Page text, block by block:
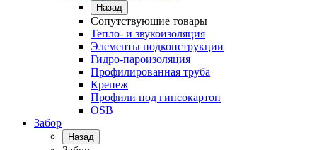
Назад
Сопутствующие товары
Тепло- и звукоизоляция
Элементы подконструкции
Гидро-пароизоляция
Профилированная труба
Крепеж
Профили под гипсокартон
OSB
Забор
Назад